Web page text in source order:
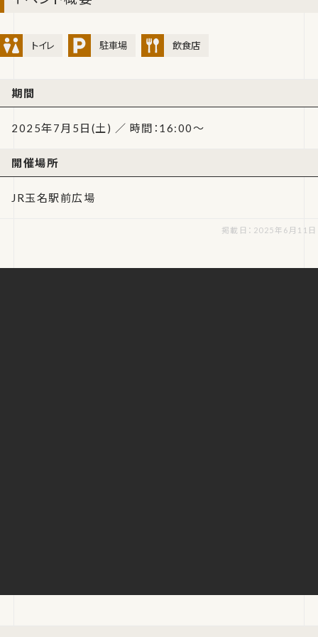
トイレ 駐車場 飲食店
期間
2025年7月5日(土) ／ 時間：16:00～
開催場所
JR玉名駅前広場
掲載日：2025年6月11日